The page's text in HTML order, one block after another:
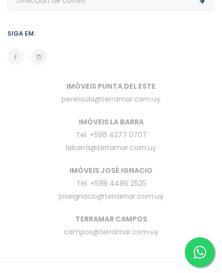
SIGA EM:
IMÓVEIS PUNTA DEL ESTE
peninsula@terramar.com.uy
IMÓVEIS LA BARRA
Tel. +598 4277 0707
labarra@terramar.com.uy
IMÓVEIS JOSÉ IGNACIO
Tel. +598 4486 2525
joseignacio@terramar.com.uy
TERRAMAR CAMPOS
campos@terramar.com.uy